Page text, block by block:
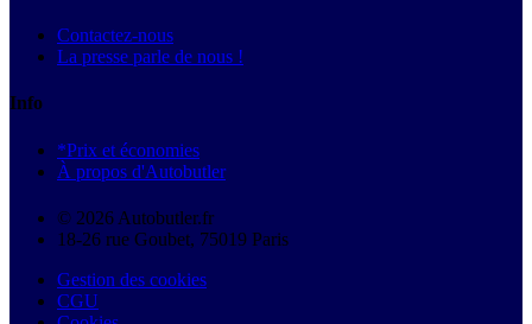
Contactez-nous
La presse parle de nous !
Info
*Prix et économies
À propos d'Autobutler
© 2026 Autobutler.fr
18-26 rue Goubet, 75019 Paris
Gestion des cookies
CGU